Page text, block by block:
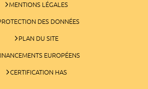
MENTIONS LÉGALES
DES DONNÉES
PLAN DU SITE
EUROPÉENS
CERTIFICATION HAS